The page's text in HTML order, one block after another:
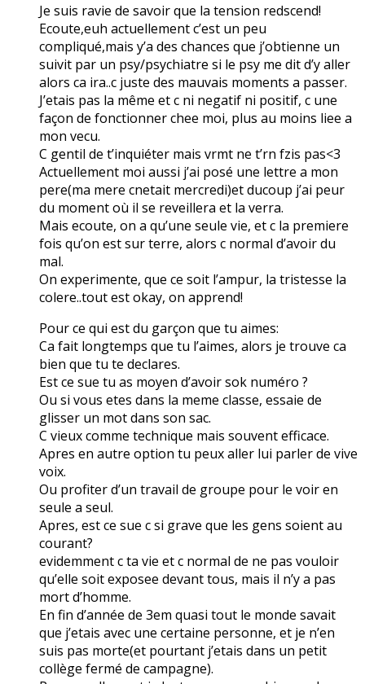
Je suis ravie de savoir que la tension redscend!
Ecoute,euh actuellement c’est un peu
compliqué,mais y’a des chances que j’obtienne un
suivit par un psy/psychiatre si le psy me dit d’y aller
alors ca ira..c juste des mauvais moments a passer.
J’etais pas la même et c ni negatif ni positif, c une
façon de fonctionner chee moi, plus au moins liee a
mon vecu.
C gentil de t’inquiéter mais vrmt ne t’rn fzis pas<3
Actuellement moi aussi j’ai posé une lettre a mon
pere(ma mere cnetait mercredi)et ducoup j’ai peur
du moment où il se reveillera et la verra.
Mais ecoute, on a qu’une seule vie, et c la premiere
fois qu’on est sur terre, alors c normal d’avoir du
mal.
On experimente, que ce soit l’ampur, la tristesse la
colere..tout est okay, on apprend!
Pour ce qui est du garçon que tu aimes:
Ca fait longtemps que tu l’aimes, alors je trouve ca
bien que tu te declares.
Est ce sue tu as moyen d’avoir sok numéro ?
Ou si vous etes dans la meme classe, essaie de
glisser un mot dans son sac.
C vieux comme technique mais souvent efficace.
Apres en autre option tu peux aller lui parler de vive
voix.
Ou profiter d’un travail de groupe pour le voir en
seule a seul.
Apres, est ce sue c si grave que les gens soient au
courant?
evidemment c ta vie et c normal de ne pas vouloir
qu’elle soit exposee devant tous, mais il n’y a pas
mort d’homme.
En fin d’année de 3em quasi tout le monde savait
que j’etais avec une certaine personne, et je n’en
suis pas morte(et pourtant j’etais dans un petit
collège fermé de campagne).